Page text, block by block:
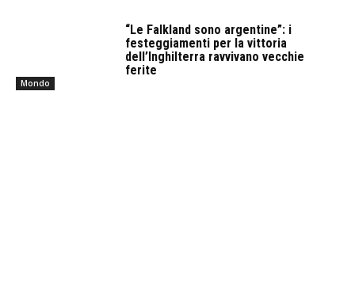
Mondo
“Le Falkland sono argentine”: i
festeggiamenti per la vittoria
dell’Inghilterra ravvivano vecchie
ferite